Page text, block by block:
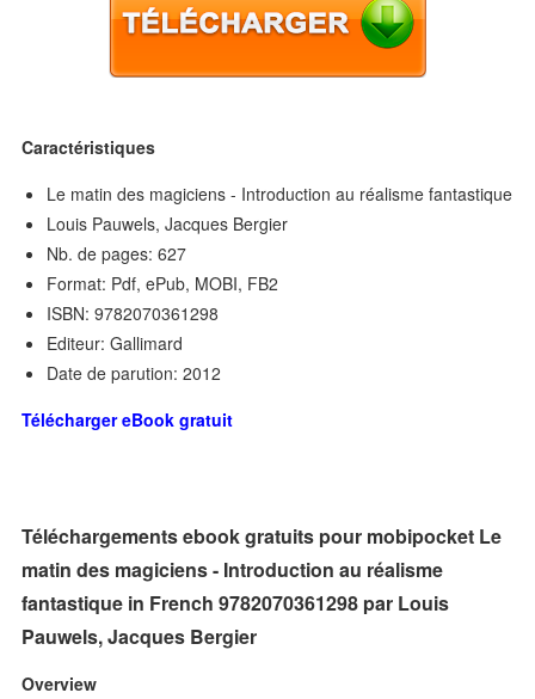
Caractéristiques
Le matin des magiciens - Introduction au réalisme fantastique
Louis Pauwels, Jacques Bergier
Nb. de pages: 627
Format: Pdf, ePub, MOBI, FB2
ISBN: 9782070361298
Editeur: Gallimard
Date de parution: 2012
Télécharger eBook gratuit
Téléchargements ebook gratuits pour mobipocket Le
matin des magiciens - Introduction au réalisme
fantastique in French 9782070361298 par Louis
Pauwels, Jacques Bergier
Overview